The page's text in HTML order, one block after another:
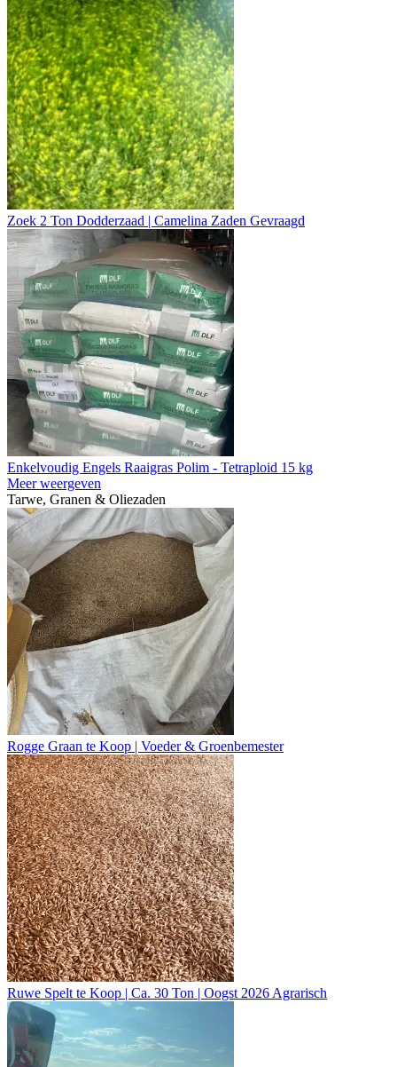
Zoek 2 Ton Dodderzaad | Camelina Zaden Gevraagd
Enkelvoudig Engels Raaigras Polim - Tetraploid 15 kg
Meer weergeven
Tarwe, Granen & Oliezaden
Rogge Graan te Koop | Voeder & Groenbemester
Ruwe Spelt te Koop | Ca. 30 Ton | Oogst 2026 Agrarisch